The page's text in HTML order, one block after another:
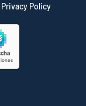
Privacy Policy